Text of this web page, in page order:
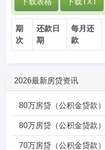
下载表格 下载TXT
期
次
还款日
期
每月还
款
2026最新房贷资讯